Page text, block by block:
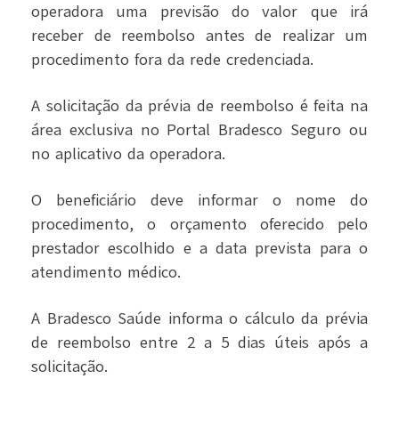
operadora uma previsão do valor que irá
receber de reembolso antes de realizar um
procedimento fora da rede credenciada.
A solicitação da prévia de reembolso é feita na
área exclusiva no Portal Bradesco Seguro ou
no aplicativo da operadora.
O beneficiário deve informar o nome do
procedimento, o orçamento oferecido pelo
prestador escolhido e a data prevista para o
atendimento médico.
A Bradesco Saúde informa o cálculo da prévia
de reembolso entre 2 a 5 dias úteis após a
solicitação.